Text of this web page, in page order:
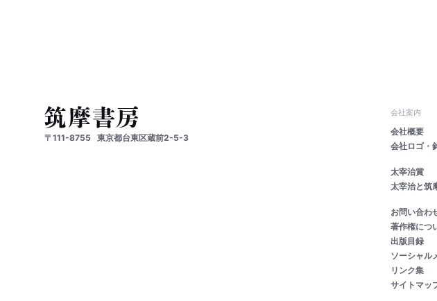
〒111-8755 東京都台東区蔵前2-5-3
会社案内
会社概要
会社ロゴ・
太宰治賞
太宰治と筑
お問い合わ
著作権につ
出版目録
ソーシャル
リンク集
サイトマッ